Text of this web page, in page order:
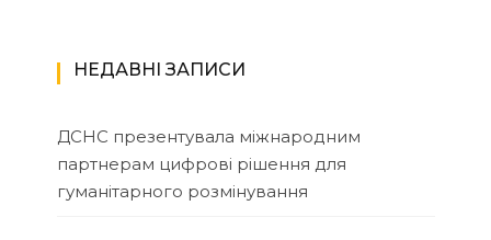
НЕДАВНІ ЗАПИСИ
ДСНС презентувала міжнародним
партнерам цифрові рішення для
гуманітарного розмінування